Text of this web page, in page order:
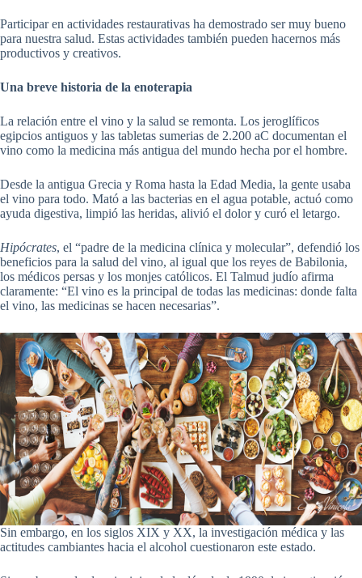
Participar en actividades restaurativas ha demostrado ser muy bueno
para nuestra salud. Estas actividades también pueden hacernos más
productivos y creativos.
Una breve historia de la enoterapia
La relación entre el vino y la salud se remonta. Los jeroglíficos
egipcios antiguos y las tabletas sumerias de 2.200 aC documentan el
vino como la medicina más antigua del mundo hecha por el hombre.
Desde la antigua Grecia y Roma hasta la Edad Media, la gente usaba
el vino para todo. Mató a las bacterias en el agua potable, actuó como
ayuda digestiva, limpió las heridas, alivió el dolor y curó el letargo.
Hipócrates, el “padre de la medicina clínica y molecular”, defendió los
beneficios para la salud del vino, al igual que los reyes de Babilonia,
los médicos persas y los monjes católicos. El Talmud judío afirma
claramente: “El vino es la principal de todas las medicinas: donde falta
el vino, las medicinas se hacen necesarias”.
Sin embargo, en los siglos XIX y XX, la investigación médica y las
actitudes cambiantes hacia el alcohol cuestionaron este estado.